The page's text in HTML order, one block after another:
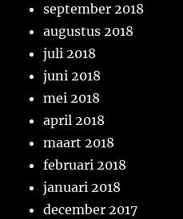
september 2018
augustus 2018
juli 2018
juni 2018
mei 2018
april 2018
maart 2018
februari 2018
januari 2018
december 2017